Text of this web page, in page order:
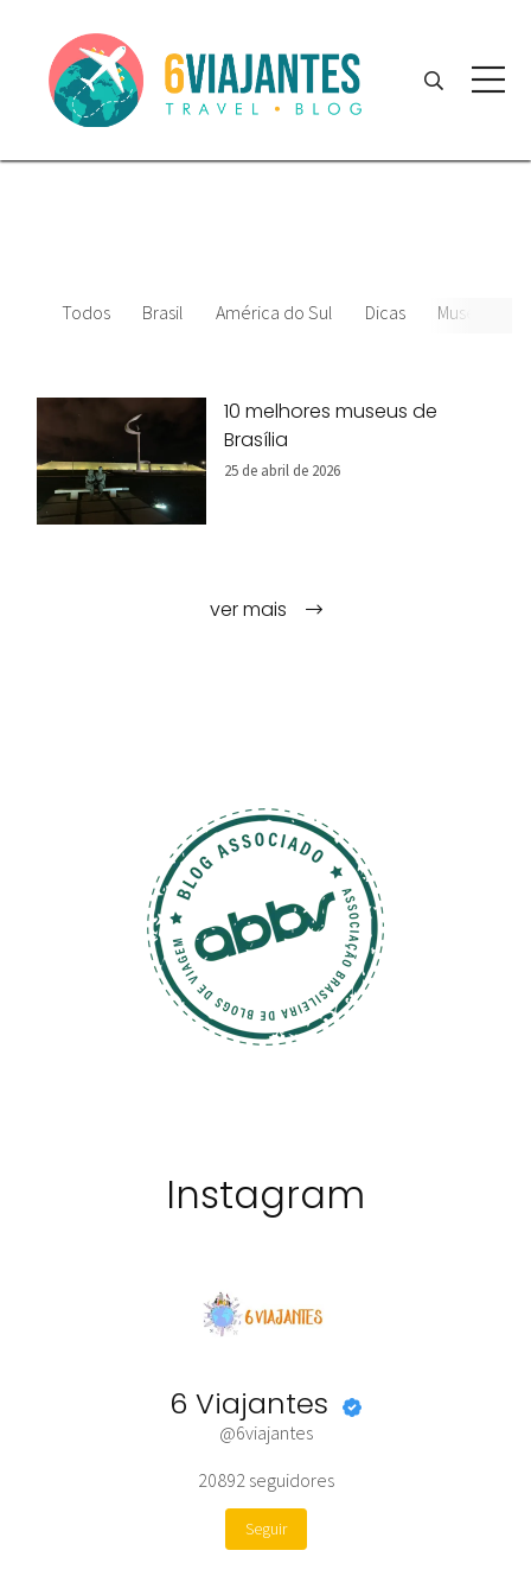
Todos Brasil América do Sul Dicas Museus
10 melhores museus de
Brasília
25 de abril de 2026
ver mais
Instagram
6 Viajantes
@6viajantes
20892 seguidores
Seguir